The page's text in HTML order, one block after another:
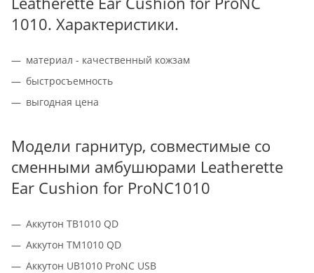
1010. Характеристики.
материал - качественный кожзам
быстросъемность
выгодная цена
Модели гарнитур, совместимые со
сменными амбушюрами Leatherette
Ear Cushion for ProNC1010
Аккутон TB1010 QD
Аккутон TM1010 QD
Аккутон UB1010 ProNC USB